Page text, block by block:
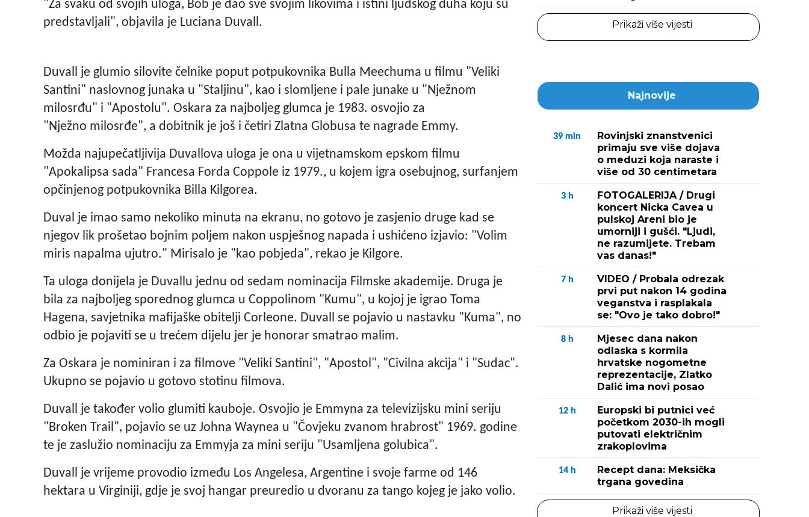
"Za svaku od svojih uloga, Bob je dao sve svojim likovima i istini ljudskog duha koju su
predstavljali", objavila je Luciana Duvall.
Duvall je glumio silovite čelnike poput potpukovnika Bulla Meechuma u filmu "Veliki
Santini" naslovnog junaka u "Staljinu", kao i slomljene i pale junake u "Nježnom
milosrđu" i "Apostolu". Oskara za najboljeg glumca je 1983. osvojio za
"Nježno milosrđe", a dobitnik je još i četiri Zlatna Globusa te nagrade Emmy.
Možda najupečatljivija Duvallova uloga je ona u vijetnamskom epskom filmu
"Apokalipsa sada" Francesa Forda Coppole iz 1979., u kojem igra osebujnog, surfanjem
opčinjenog potpukovnika Billa Kilgorea.
Duval je imao samo nekoliko minuta na ekranu, no gotovo je zasjenio druge kad se
njegov lik prošetao bojnim poljem nakon uspješnog napada i ushićeno izjavio: "Volim
miris napalma ujutro." Mirisalo je "kao pobjeda", rekao je Kilgore.
Ta uloga donijela je Duvallu jednu od sedam nominacija Filmske akademije. Druga je
bila za najboljeg sporednog glumca u Coppolinom "Kumu", u kojoj je igrao Toma
Hagena, savjetnika mafijaške obitelji Corleone. Duvall se pojavio u nastavku "Kuma", no
odbio je pojaviti se u trećem dijelu jer je honorar smatrao malim.
Za Oskara je nominiran i za filmove "Veliki Santini", "Apostol", "Civilna akcija" i "Sudac".
Ukupno se pojavio u gotovo stotinu filmova.
Duvall je također volio glumiti kauboje. Osvojio je Emmyna za televizijsku mini seriju
"Broken Trail", pojavio se uz Johna Waynea u "Čovjeku zvanom hrabrost" 1969. godine
te je zaslužio nominaciju za Emmyja za mini seriju "Usamljena golubica".
Duvall je vrijeme provodio između Los Angelesa, Argentine i svoje farme od 146
hektara u Virginiji, gdje je svoj hangar preuredio u dvoranu za tango kojeg je jako volio.
Prikaži više vijesti
Najnovije
39 min
Rovinjski znanstvenici
primaju sve više dojava
o meduzi koja naraste i
više od 30 centimetara
3 h
FOTOGALERIJA / Drugi
koncert Nicka Cavea u
pulskoj Areni bio je
umorniji i gušći. "Ljudi,
ne razumijete. Trebam
vas danas!"
7 h
VIDEO / Probala odrezak
prvi put nakon 14 godina
veganstva i rasplakala
se: "Ovo je tako dobro!"
8 h
Mjesec dana nakon
odlaska s kormila
hrvatske nogometne
reprezentacije, Zlatko
Dalić ima novi posao
12 h
Europski bi putnici već
početkom 2030-ih mogli
putovati električnim
zrakoplovima
14 h
Recept dana: Meksička
trgana govedina
Prikaži više vijesti